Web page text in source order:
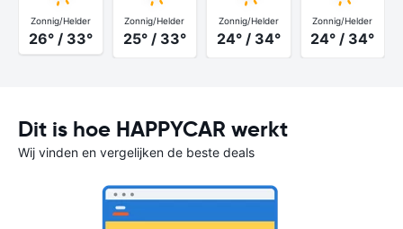
Zonnig/Helder
26° / 33°
Zonnig/Helder
25° / 33°
Zonnig/Helder
24° / 34°
Zonnig/Helder
24° / 34°
Dit is hoe HAPPYCAR werkt
Wij vinden en vergelijken de beste deals